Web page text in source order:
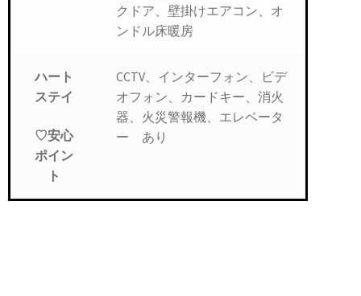
クドア、壁掛けエアコン、オ
ンドル床暖房
ハート
ステイ
♡安心
ポイン
ト
CCTV、インターフォン、ビデ
オフォン、カードキー、消火
器、火災警報機、エレベータ
ー あり